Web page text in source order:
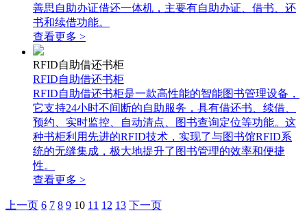
善思自助办证借还一体机，主要有自助办证、借书、还
书和续借功能。
查看更多 >
RFID自助借还书柜
RFID自助借还书柜
RFID自助借还书柜是一款高性能的智能图书管理设备，
它支持24小时不间断的自助服务，具有借还书、续借、
预约、实时监控、自动清点、图书查询定位等功能。这
种书柜利用先进的RFID技术，实现了与图书馆RFID系
统的无缝集成，极大地提升了图书管理的效率和便捷
性。
查看更多 >
上一页 6 7 8 9 10 11 12 13 下一页